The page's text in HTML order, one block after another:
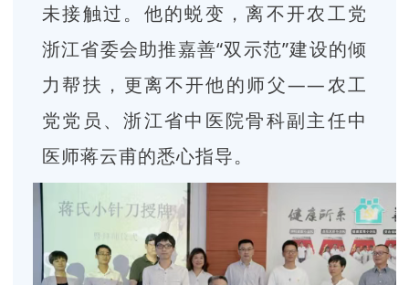
未接触过。他的蜕变，离不开农工党
浙江省委会助推嘉善“双示范”建设的倾
力帮扶，更离不开他的师父——农工
党党员、浙江省中医院骨科副主任中
医师蒋云甫的悉心指导。